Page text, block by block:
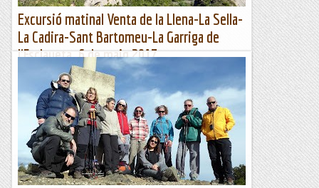
Excursió matinal Venta de la Llena-La Sella-
La Cadira-Sant Bartomeu-La Garriga de
l'Esclaueta. 6 de maig 2017
Participants: 6 membres Secció excursionista. 5 amics
d'UlldemolinsItinerari: Venta de la Llena-Cova de
l'Espardenya-La Sella-La Cadira-Sant Bartomeu-La Garriga
Secció Excursionista del Centre de Lectura de Reus